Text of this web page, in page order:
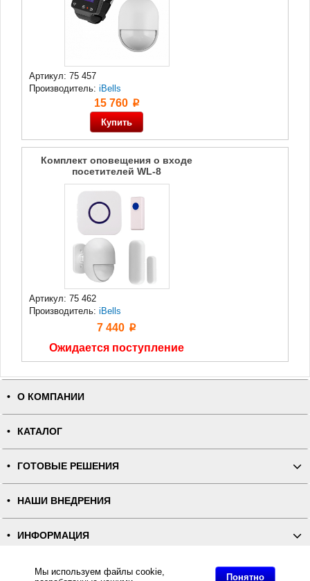
Понятно
Мы используем файлы cookie,
Артикул: 75 457
Производитель: iBells
15 760 p
Комплект оповещения о входе
посетителей WL-8
Артикул: 75 462
Производитель: iBells
7 440 p
Ожидается поступление
О КОМПАНИИ
КАТАЛОГ
ГОТОВЫЕ РЕШЕНИЯ
НАШИ ВНЕДРЕНИЯ
ИНФОРМАЦИЯ
КОНТАКТЫ